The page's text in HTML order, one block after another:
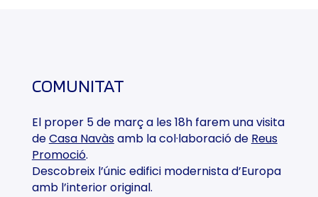
COMUNITAT
El proper 5 de març a les 18h farem una visita
deCasa Navàsamb la col·laboració de Reus
Promoció.
Descobreix l’únic edifici modernista d’Europa
amb l’interior original.